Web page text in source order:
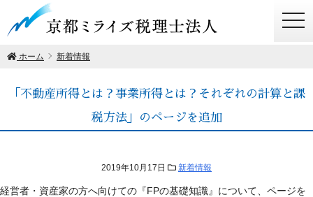
ホーム 新着情報
「不動産所得とは？事業所得とは？それぞれの計算と課
税方法」のページを追加
2019年10月17日 新着情報
経営者・資産家の方へ向けての『FPの基礎知識』について、ページを